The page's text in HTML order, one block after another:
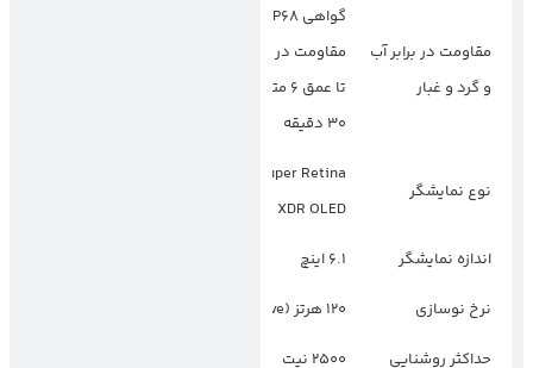
مقاومت در برابر آب
و گرد و غبار
مقاومت در برابر آب
تا عمق ۶ متر به مدت
۳۰ دقیقه
نوع نمایشگر
LTPO Super Retina
XDR OLED
اندازه نمایشگر ۶.۱ اینچ
نرخ نوسازی ۱۲۰ هرتز (Adaptive)
حداکثر روشنایی ۲۵۰۰ نیت